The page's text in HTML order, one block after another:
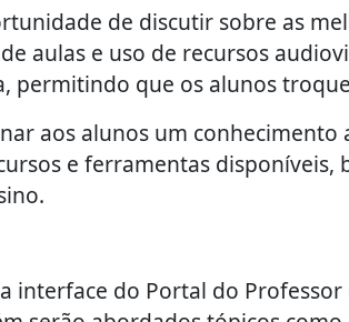
de discutir sobre as
aulas e uso de recursos
permitindo que os alunos
aos alunos um
e ferramentas disponíveis,
interface do Portal do